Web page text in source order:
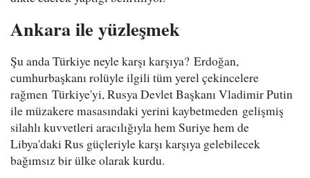
Ankara ile yüzleşmek
Şu anda Türkiye neyle karşı karşıya? Erdoğan,
cumhurbaşkanı rolüyle ilgili tüm yerel çekincelere
rağmen Türkiye'yi, Rusya Devlet Başkanı Vladimir Putin
ile müzakere masasındaki yerini kaybetmeden gelişmiş
silahlı kuvvetleri aracılığıyla hem Suriye hem de
Libya'daki Rus güçleriyle karşı karşıya gelebilecek
bağımsız bir ülke olarak kurdu.